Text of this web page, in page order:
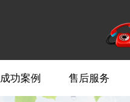
成功案例 售后服务